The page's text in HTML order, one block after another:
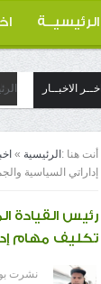
الرئيسيــة
اخــر الاخبــار
أنت هنا : الرئيسية »
إداراتي السياسية
رئيس القيادة
تكليف مهام
نشرت